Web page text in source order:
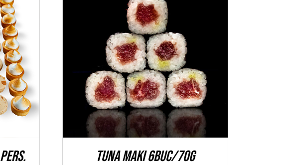
ADAUGĂ ÎN COȘ / DETALII
Tuna Maki 6buc/70g